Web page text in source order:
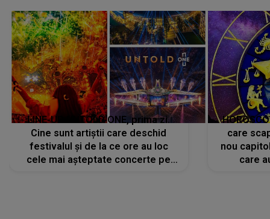
LINE-UP UNTOLD ONE, prima zi.
Cine sunt artiștii care deschid
festivalul și de la ce ore au loc
cele mai așteptate concerte pe
care
nou
care